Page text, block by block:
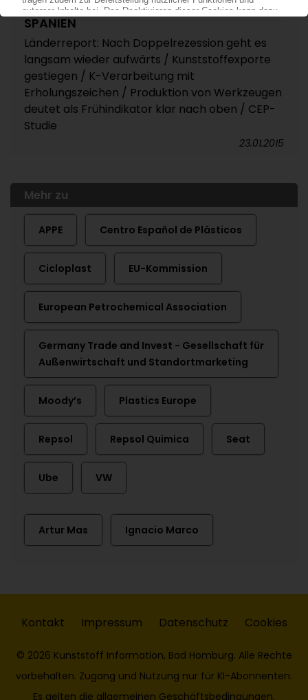
SPANIEN
Länderreport: Nach Doppelrezession geht es
langsam wieder aufwärts / Kunststoffexporte
gestiegen / K-Verarbeitung mit
Erholungszeichen / Produktion von Werkzeugen
deutet als Frühindikator klar nach oben / CEP-
Studie
23.01.2015
Mehr zu
APPE Centro Español de Plásticos
Cicloplast EU-Kommission
European Petrochemical Association
Germany Trade and Invest - Gesellschaft für
Außenwirtschaft und Standortmarketing
Moody’s Plastics Europe
Repsol Repsol Quimica Seat
Ube VW
Artur Mas Ignacio Marco
Kontakt Impressum Datenschutz Cookies
© 2026 Kunststoff Information, Bad Homburg. Alle Rechte
vorbehalten. Zugang und Nutzung nur für KI-Abonnenten.
Es gelten die allgemeinen Geschäftsbedingungen.